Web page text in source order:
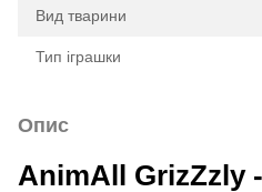
Вид тварини
Тип іграшки
Опис
AnimAll GrizZzly